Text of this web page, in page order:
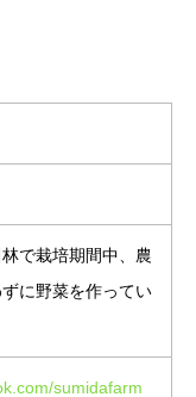
で栽培期間中、農
に野菜を作ってい